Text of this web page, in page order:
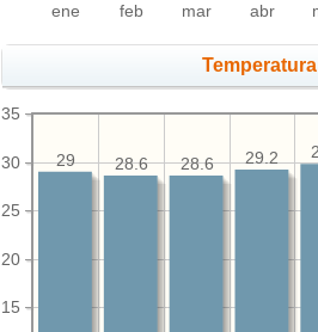
ene feb mar abr
15
20
25
30
35
29.2
28.6
28.6
29